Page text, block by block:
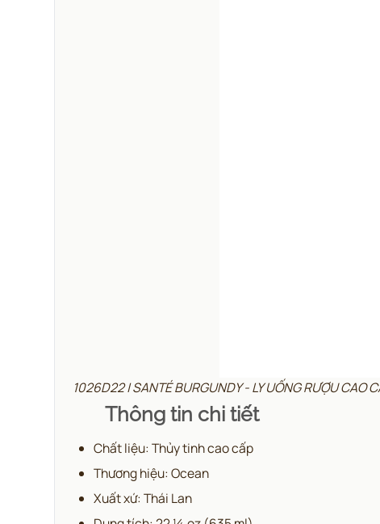
1026D22 | SANTÉ BURGUNDY - LY UỐNG RƯỢU CAO
Thông tin chi tiết
Chất liệu: Thủy tinh cao cấp
Thương hiệu: Ocean
Xuất xứ: Thái Lan